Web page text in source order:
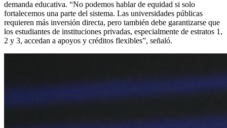
demanda educativa. “No podemos hablar de equidad si solo
fortalecemos una parte del sistema. Las universidades públicas
requieren más inversión directa, pero también debe garantizarse que
los estudiantes de instituciones privadas, especialmente de estratos 1,
2 y 3, accedan a apoyos y créditos flexibles”, señaló.